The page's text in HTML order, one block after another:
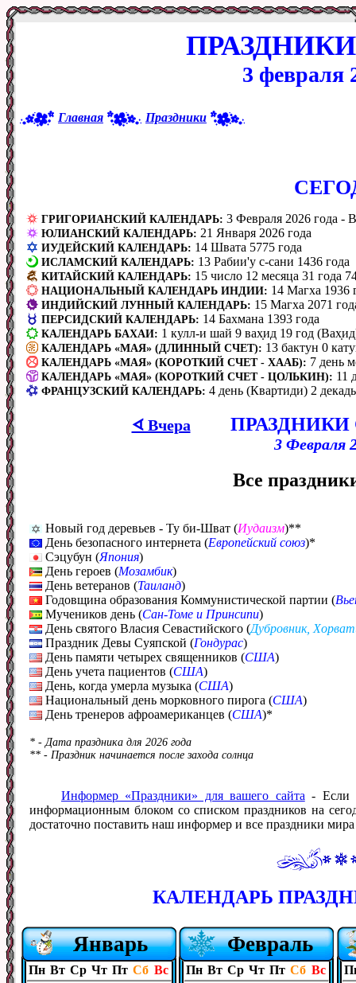
3 февраля
Главная Праздники
ГРИГОРИАНСКИЙ КАЛЕНДАРЬ: 3 Февраля 2026 года -
ЮЛИАНСКИЙ КАЛЕНДАРЬ: 21 Января 2026 года
ИУДЕЙСКИЙ КАЛЕНДАРЬ: 14 Швата 5775 года
ИСЛАМСКИЙ КАЛЕНДАРЬ: 13 Рабии'у с-сани 1436 года
КИТАЙСКИЙ КАЛЕНДАРЬ: 15 число 12 месяца 31 года
НАЦИОНАЛЬНЫЙ КАЛЕНДАРЬ ИНДИИ: 14 Магха 1936
ИНДИЙСКИЙ ЛУННЫЙ КАЛЕНДАРЬ: 15 Магха 2071
ПЕРСИДСКИЙ КАЛЕНДАРЬ: 14 Бахмана 1393 года
КАЛЕНДАРЬ БАХАИ: 1 кулл-и шай 9 вах̣ид 19 год
КАЛЕНДАРЬ «МАЯ» (ДЛИННЫЙ СЧЕТ): 13 бактун 0
КАЛЕНДАРЬ «МАЯ» (КОРОТКИЙ СЧЕТ - ХААБ): 7 день
КАЛЕНДАРЬ «МАЯ» (КОРОТКИЙ СЧЕТ - ЦОЛЬКИН): 11
ФРАНЦУЗСКИЙ КАЛЕНДАРЬ: 4 день (Квартиди) 2
ᗏ Вчера ПРАЗДНИКИ
3 Февраля
Все
Новый год деревьев - Ту би-Шват (Иудаизм)**
День безопасного интернета (Европейский союз)*
Сэцубун (Япония)
День героев (Мозамбик)
День ветеранов (Таиланд)
Годовщина образования Коммунистической партии (
Мучеников день (Сан-Томе и Принсипи)
День святого Власия Севастийского (Дубровник,
Праздник Девы Суяпской (Гондурас)
День памяти четырех священников (США)
День учета пациентов (США)
День, когда умерла музыка (США)
Национальный день морковного пирога (США)
День тренеров афроамериканцев (США)*
* - Дата праздника для 2026 года
** - Праздник начинается после захода солнца
Информер «Праздники» для вашего сайта - Если
информационным блоком со списком праздников на
достаточно поставить наш информер и все праздники мира
КАЛЕНДАРЬ
Январь
Пн Вт Ср Чт Пт Сб Вс
Февраль
Пн Вт Ср Чт Пт Сб Вс